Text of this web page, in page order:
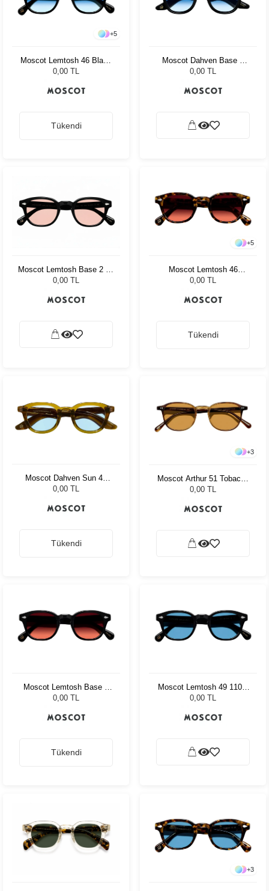
+5
Moscot Lemtosh 46 Black
Broadway Blue Fad
0,00 TL
Tükendi
Moscot Dahven Base 2
Sun 47 Blk Brod. Blue
0,00 TL
Moscot Lemtosh Base 2 49
Black Ny Rose
0,00 TL
+5
Moscot Lemtosh 46
Tortoise Cabernet
0,00 TL
Tükendi
Moscot Dahven Sun 47
Olive Brown Bel Air
0,00 TL
Tükendi
+3
Moscot Arthur 51 Tobacco
Cr-39 Green
0,00 TL
Moscot Lemtosh Base 2
Sun 46 Black Cabernet
0,00 TL
Tükendi
Moscot Lemtosh 49 110 Ii
Blue Celebrity Blue
0,00 TL
+3